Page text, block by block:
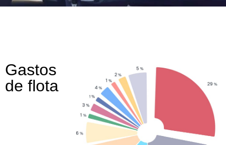
Gastos
de flota